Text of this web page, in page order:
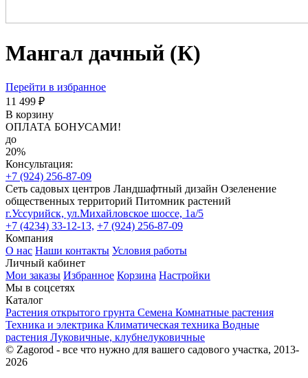
Мангал дачный (К)
Перейти в избранное
11 499 ₽
В корзину
ОПЛАТА БОНУСАМИ!
до
20%
Консультация:
+7 (924) 256-87-09
Сеть садовых центров Ландшафтный дизайн Озеленение
общественных территорий Питомник растений
г.Уссурийск, ул.Михайловское шоссе, 1а/5
+7 (4234) 33-12-13, +7 (924) 256-87-09
Компания
О нас Наши контакты Условия работы
Личный кабинет
Мои заказы Избранное Корзина Настройки
Мы в соцсетях
Каталог
Растения открытого грунта Семена Комнатные растения
Техника и электрика Климатическая техника Водные
растения Луковичные, клубнелуковичные
© Zagorod - все что нужно для вашего садового участка, 2013-
2026